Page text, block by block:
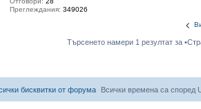
Преглеждания:349026
Търсенето намери 1 резултат за
Всички времена са според
бисквитки от форума